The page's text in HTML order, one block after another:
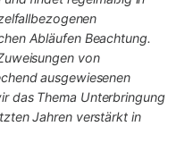
Abläufen Beachtung.
von
ausgewiesenen
das Thema Unterbringung
Jahren verstärkt in